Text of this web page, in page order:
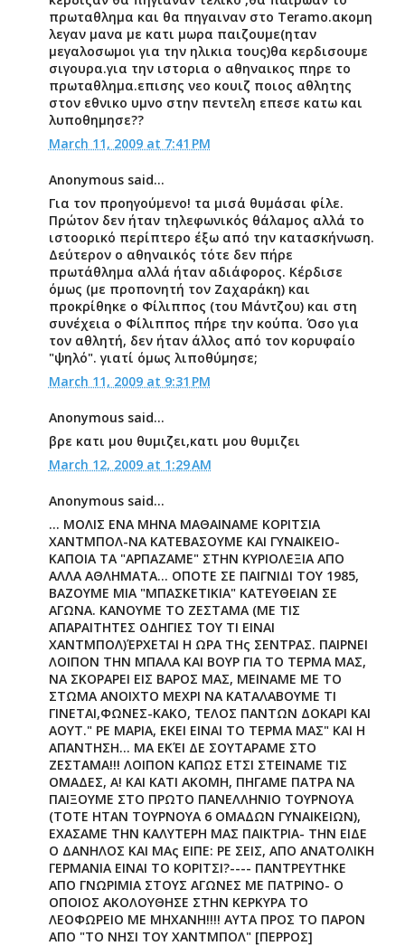
πρωταθλημα και θα πηγαιναν στο Teramo.ακομη
λεγαν μανα με κατι μωρα παιζουμε(ηταν
μεγαλοσωμοι για την ηλικια τους)θα κερδισουμε
σιγουρα.για την ιστορια ο αθηναικος πηρε το
πρωταθλημα.επισης νεο κουιζ ποιος αθλητης
στον εθνικο υμνο στην πεντελη επεσε κατω και
λυποθημησε??
March 11, 2009 at 7:41 PM
Anonymous said...
Για τον προηγούμενο! τα μισά θυμάσαι φίλε.
Πρώτον δεν ήταν τηλεφωνικός θάλαμος αλλά το
ιστοορικό περίπτερο έξω από την κατασκήνωση.
Δεύτερον ο αθηναικός τότε δεν πήρε
πρωτάθλημα αλλά ήταν αδιάφορος. Κέρδισε
όμως (με προπονητή τον Ζαχαράκη) και
προκρίθηκε ο Φίλιππος (του Μάντζου) και στη
συνέχεια ο Φίλιππος πήρε την κούπα. Όσο για
τον αθλητή, δεν ήταν άλλος από τον κορυφαίο
"ψηλό". γιατί όμως λιποθύμησε;
March 11, 2009 at 9:31 PM
Anonymous said...
βρε κατι μου θυμιζει,κατι μου θυμιζει
March 12, 2009 at 1:29 AM
Anonymous said...
... ΜΟΛΙΣ ΕΝΑ ΜΗΝΑ ΜΑΘΑΙΝΑΜΕ ΚΟΡΙΤΣΙΑ
ΧΑΝΤΜΠΟΛ-ΝΑ ΚΑΤΕΒΑΣΟΥΜΕ ΚΑΙ ΓΥΝΑΙΚΕΙΟ-
ΚΑΠΟΙΑ ΤΑ "ΑΡΠΑΖΑΜΕ" ΣΤΗΝ ΚΥΡΙΟΛΕΞΙΑ ΑΠΟ
ΑΛΛΑ ΑΘΛΗΜΑΤΑ... ΟΠΟΤΕ ΣΕ ΠΑΙΓΝΙΔΙ ΤΟΥ 1985,
ΒΑΖΟΥΜΕ ΜΙΑ "ΜΠΑΣΚΕΤΙΚΙΑ" ΚΑΤΕΥΘΕΙΑΝ ΣΕ
ΑΓΩΝΑ. ΚΑΝΟΥΜΕ ΤΟ ΖΕΣΤΑΜΑ (ΜΕ ΤΙΣ
ΑΠΑΡΑΙΤΗΤΕΣ ΟΔΗΓΙΕΣ ΤΟΥ ΤΙ ΕΙΝΑΙ
ΧΑΝΤΜΠΟΛ)ΈΡΧΕΤΑΙ Η ΩΡΑ ΤΗς ΣΕΝΤΡΑΣ. ΠΑΙΡΝΕΙ
ΛΟΙΠΟΝ ΤΗΝ ΜΠΑΛΑ ΚΑΙ ΒΟΥΡ ΓΙΑ ΤΟ ΤΕΡΜΑ ΜΑΣ,
ΝΑ ΣΚΟΡΑΡΕΙ ΕΙΣ ΒΑΡΟΣ ΜΑΣ, ΜΕΙΝΑΜΕ ΜΕ ΤΟ
ΣΤΩΜΑ ΑΝΟΙΧΤΟ ΜΕΧΡΙ ΝΑ ΚΑΤΑΛΑΒΟΥΜΕ ΤΙ
ΓΙΝΕΤΑΙ,ΦΩΝΕΣ-ΚΑΚΟ, ΤΕΛΟΣ ΠΑΝΤΩΝ ΔΟΚΑΡΙ ΚΑΙ
ΑΟΥΤ." ΡΕ ΜΑΡΙΑ, ΕΚΕΙ ΕΙΝΑΙ ΤΟ ΤΕΡΜΑ ΜΑΣ" ΚΑΙ Η
ΑΠΑΝΤΗΣΗ... ΜΑ ΕΚΈΙ ΔΕ ΣΟΥΤΑΡΑΜΕ ΣΤΟ
ΖΕΣΤΑΜΑ!!! ΛΟΙΠΟΝ ΚΑΠΩΣ ΕΤΣΙ ΣΤΕΙΝΑΜΕ ΤΙΣ
ΟΜΑΔΕΣ, Α! ΚΑΙ ΚΑΤΙ ΑΚΟΜΗ, ΠΗΓΑΜΕ ΠΑΤΡΑ ΝΑ
ΠΑΙΞΟΥΜΕ ΣΤΟ ΠΡΩΤΟ ΠΑΝΕΛΛΗΝΙΟ ΤΟΥΡΝΟΥΑ
(ΤΟΤΕ ΗΤΑΝ ΤΟΥΡΝΟΥΑ 6 ΟΜΑΔΩΝ ΓΥΝΑΙΚΕΙΩΝ),
ΕΧΑΣΑΜΕ ΤΗΝ ΚΑΛΥΤΕΡΗ ΜΑΣ ΠΑΙΚΤΡΙΑ- ΤΗΝ ΕΙΔΕ
Ο ΔΑΝΗΛΟΣ ΚΑΙ ΜΑς ΕΙΠΕ: ΡΕ ΣΕΙΣ, ΑΠΟ ΑΝΑΤΟΛΙΚΗ
ΓΕΡΜΑΝΙΑ ΕΙΝΑΙ ΤΟ ΚΟΡΙΤΣΙ?---- ΠΑΝΤΡΕΥΤΗΚΕ
ΑΠΟ ΓΝΩΡΙΜΙΑ ΣΤΟΥΣ ΑΓΩΝΕΣ ΜΕ ΠΑΤΡΙΝΟ- Ο
ΟΠΟΙΟΣ ΑΚΟΛΟΥΘΗΣΕ ΣΤΗΝ ΚΕΡΚΥΡΑ ΤΟ
ΛΕΟΦΩΡΕΙΟ ΜΕ ΜΗΧΑΝΗ!!!! ΑΥΤΑ ΠΡΟΣ ΤΟ ΠΑΡΟΝ
ΑΠΟ "ΤΟ ΝΗΣΙ ΤΟΥ ΧΑΝΤΜΠΟΛ" [ΠΕΡΡΟΣ]